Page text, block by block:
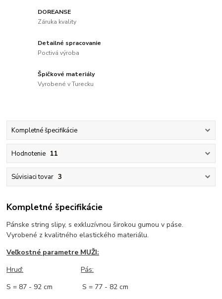
DOREANSE
Záruka kvality
Detailné spracovanie
Poctivá výroba
Špičkové materiály
Vyrobené v Turecku
Kompletné špecifikácie
Hodnotenie 11
Súvisiaci tovar 3
Kompletné špecifikácie
Pánske string slipy, s exkluzívnou širokou gumou v páse.
Vyrobené z kvalitného elastického materiálu.
Veľkostné parametre MUŽI:
Hruď:
Pás:
S = 87 - 92 cm S = 77 - 82 cm